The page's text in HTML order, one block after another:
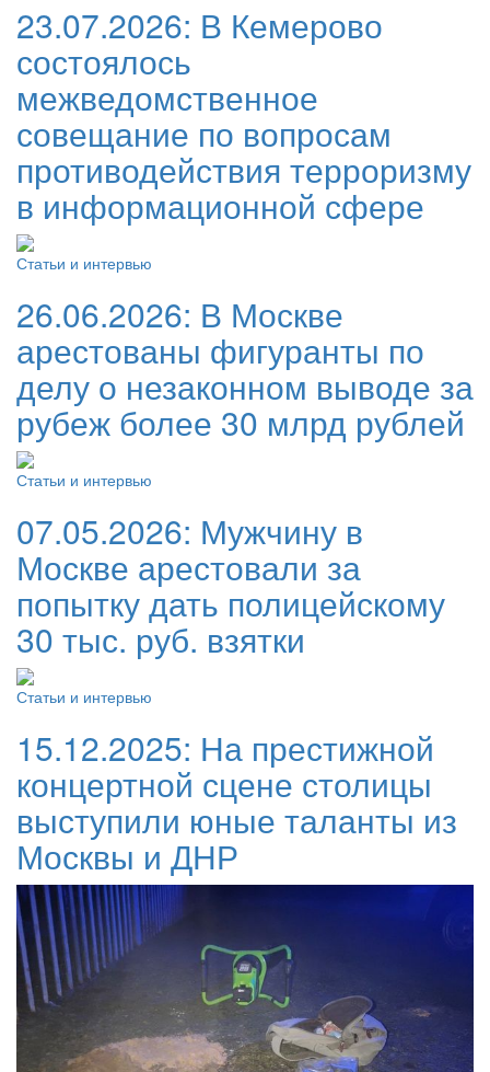
23.07.2026: В Кемерово
состоялось
межведомственное
совещание по вопросам
противодействия терроризму
в информационной сфере
Статьи и интервью
26.06.2026: В Москве
арестованы фигуранты по
делу о незаконном выводе за
рубеж более 30 млрд рублей
Статьи и интервью
07.05.2026: Мужчину в
Москве арестовали за
попытку дать полицейскому
30 тыс. руб. взятки
Статьи и интервью
15.12.2025: На престижной
концертной сцене столицы
выступили юные таланты из
Москвы и ДНР